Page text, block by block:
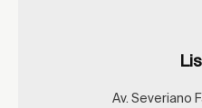
Av. Severiano